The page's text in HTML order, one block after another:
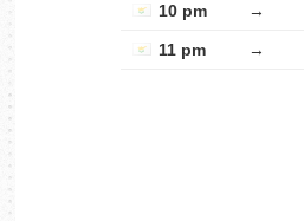
10 pm →
11 pm →